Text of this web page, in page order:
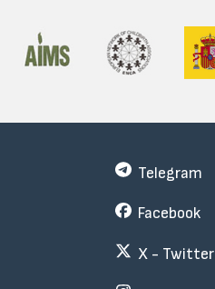
Telegram
Facebook
X - Twitter